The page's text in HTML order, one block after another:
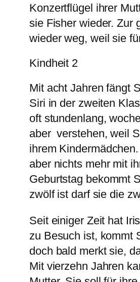
Konzertflügel ihrer
sie Fisher wieder. Zur
wieder weg, weil sie
Kindheit 2
Mit acht Jahren fängt
Siri in der zweiten
oft stundenlang,
aber verstehen, weil
ihrem
aber nichts mehr mit
Geburtstag bekommt
zwölf ist darf sie die
Seit einiger Zeit hat
zu Besuch ist, kommt
doch bald merkt sie,
Mit vierzehn Jahren